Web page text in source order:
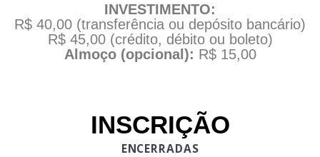
INVESTIMENTO:
R$ 40,00 (transferência ou depósito bancário)
R$ 45,00 (crédito, débito ou boleto)
Almoço (opcional): R$ 15,00
INSCRIÇÃO
ENCERRADAS